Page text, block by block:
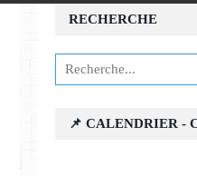
RECHERCHE
📌 CALENDRIER -